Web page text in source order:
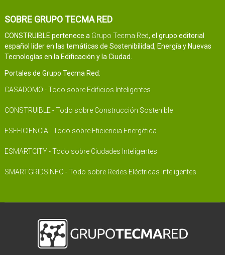
SOBRE GRUPO TECMA RED
CONSTRUIBLE pertenece a Grupo Tecma Red, el grupo editorial
español líder en las temáticas de Sostenibilidad, Energía y Nuevas
Tecnologías en la Edificación y la Ciudad.
Portales de Grupo Tecma Red:
CASADOMO - Todo sobre Edificios Inteligentes
CONSTRUIBLE - Todo sobre Construcción Sostenible
ESEFICIENCIA - Todo sobre Eficiencia Energética
ESMARTCITY - Todo sobre Ciudades Inteligentes
SMARTGRIDSINFO - Todo sobre Redes Eléctricas Inteligentes